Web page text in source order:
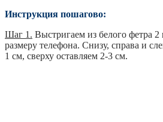
Инструкция пошагово:
Шаг 1. Выстригаем из белого фетра
размеру телефона. Снизу, справа и
1 см, сверху оставляем 2-3 см.